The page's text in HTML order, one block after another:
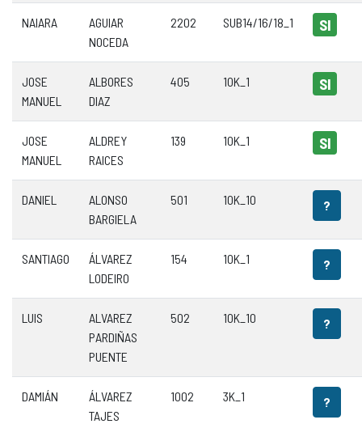
NAIARA
AGUIAR
NOCEDA
2202 SUB14/16/18_1 SI
JOSE
MANUEL
ALBORES
DIAZ
405 10K_1 SI
JOSE
MANUEL
ALDREY
RAICES
139 10K_1 SI
DANIEL
ALONSO
BARGIELA
501 10K_10 ?
SANTIAGO
ÁLVAREZ
LODEIRO
154 10K_1 ?
LUIS
ALVAREZ
PARDIÑAS
PUENTE
502 10K_10 ?
DAMIÁN
ÁLVAREZ
TAJES
1002 3K_1 ?